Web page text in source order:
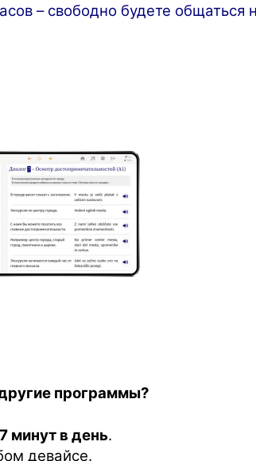
– свободно будете общаться
программы?
минут в день.
девайсе.